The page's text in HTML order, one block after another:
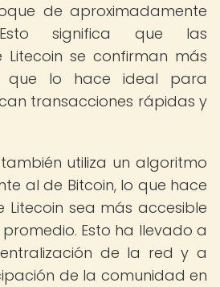
de aproximadamente
significa que las
Litecoin se confirman más
que lo hace ideal para
transacciones rápidas y
utiliza un algoritmo
al de Bitcoin, lo que hace
sea más accesible
Esto ha llevado a
de la red y a
de la comunidad en